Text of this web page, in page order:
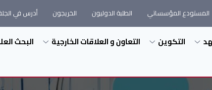
المستودع المؤسساتي الطلبة الدوليون الخريجون أدرس في
التكوين التعاون و العلاقات الخارجية البحث